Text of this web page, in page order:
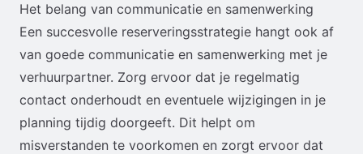
Het belang van communicatie en samenwerking
Een succesvolle reserveringsstrategie hangt ook af
van goede communicatie en samenwerking met je
verhuurpartner. Zorg ervoor dat je regelmatig
contact onderhoudt en eventuele wijzigingen in je
planning tijdig doorgeeft. Dit helpt om
misverstanden te voorkomen en zorgt ervoor dat